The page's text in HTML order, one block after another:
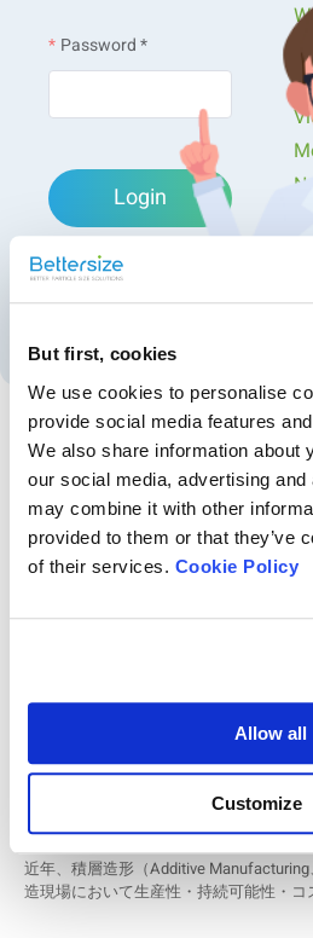
But first, cookies
We use cookies to personalise
provide social media features
We also share information about
our social media, advertising
may combine it with other
provided to them or that they’ve
of their services. Cookie Policy
Allow all
Customize
自動ガスピク
測定原理
温度制御
：
：粉
の真密度
Password *
Login
Forgot password?
Recommended articles
単糖類分子の粒子径および
本アプリケーションノートでは、グルコ
カライド分子の粒子径および粒径分布
（コリレーター）を搭載した BeNano
件下でのグルコースの動的光散乱（DLS
に先立ち、ポリスチレン標準粒子を用
の試料において、それぞれ明確に異なる
れ、単糖類およ...
セラミック応用事例集 — 製
セラミック応用事例集 — 製造効率と品質向
ミック業界において、粒子分析は製品
工程です。セラミック粉末の粒子径、
特性、耐久性などの最終製品の特性に
紹介する5つのセラミック応用事例では
Bettersize Instruments の精密分析技術
のように貢献しているかをご覧いただけ
積層造形における粉体評価
1台で同時解析するソリュー
近年、積層造形（Additive
造現場において生産性・持続可能性・コ